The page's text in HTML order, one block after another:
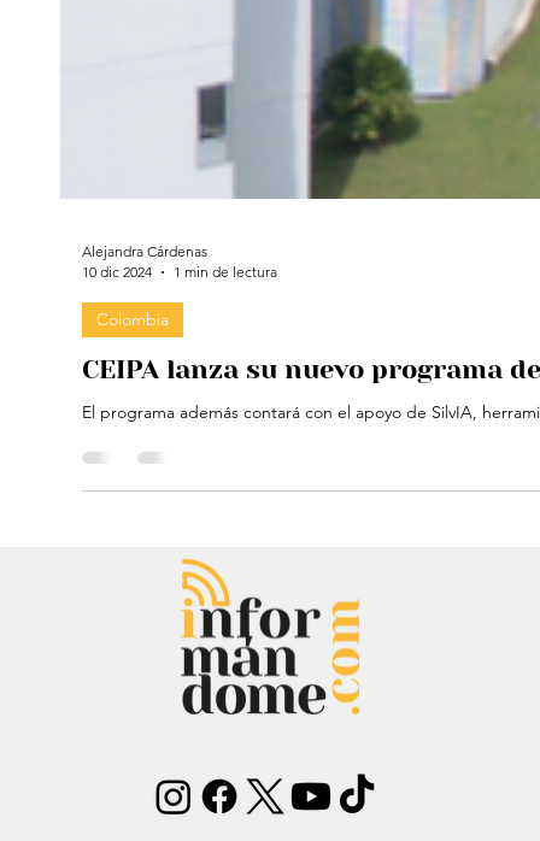
10 dic 2024
CEIPA lanza su nuevo programa
El programa además contará con el apoyo de SilvIA,